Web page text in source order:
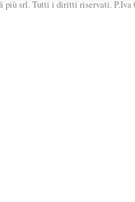
più srl. Tutti i diritti riservati. P.Iva